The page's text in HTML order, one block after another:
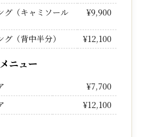
グ（キャミソール
¥9,900
（背中半分） ¥12,100
ニュー
¥7,700
¥12,100